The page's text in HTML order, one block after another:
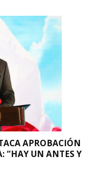
APROBACIÓN
“HAY UN ANTES Y